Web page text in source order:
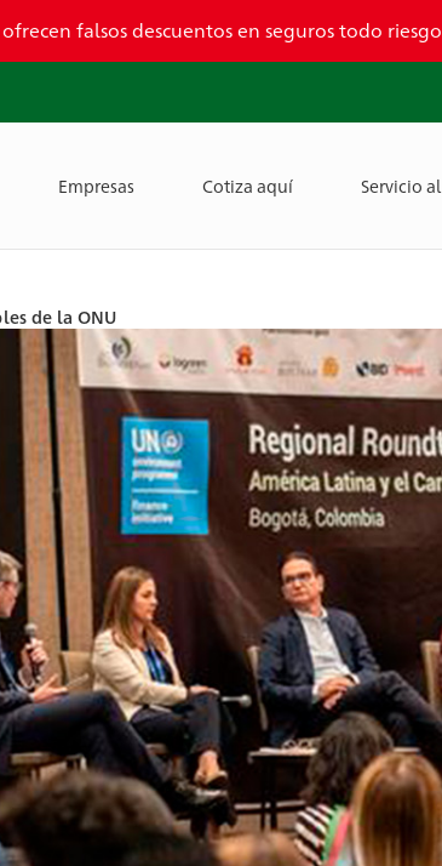
falsos descuentos en seguros todo
Empresas Cotiza aquí Servicio
de la ONU